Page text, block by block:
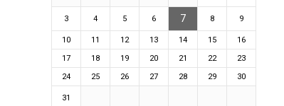
3 4 5 6 7 8 9
10 11 12 13 14 15
16
17
18 19 20 21 22
23
24
25 26 27 28 29 30
31